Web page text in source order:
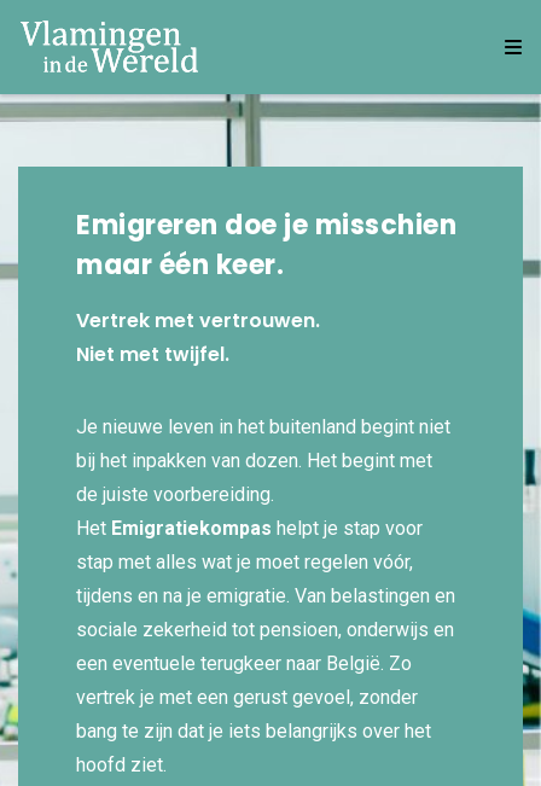
Emigreren doe je misschien
maar één keer.
Vertrek met vertrouwen.
Niet met twijfel.
Je nieuwe leven in het buitenland begint niet
bij het inpakken van dozen. Het begint met
de juiste voorbereiding.
Het Emigratiekompas helpt je stap voor
stap met alles wat je moet regelen vóór,
tijdens en na je emigratie. Van belastingen en
sociale zekerheid tot pensioen, onderwijs en
een eventuele terugkeer naar België. Zo
vertrek je met een gerust gevoel, zonder
bang te zijn dat je iets belangrijks over het
hoofd ziet.